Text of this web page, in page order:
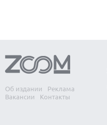
Об издании
Реклама
Вакансии
Контакты